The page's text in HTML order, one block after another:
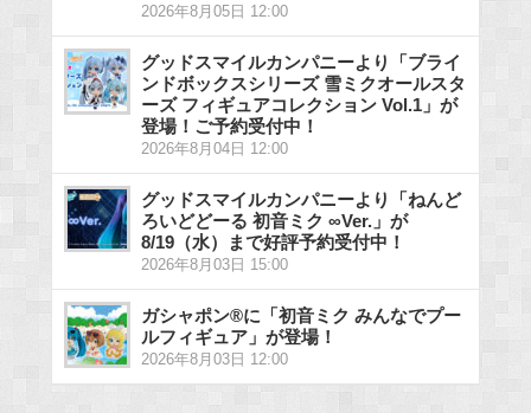
2026年8月05日 12:00
グッドスマイルカンパニーより「ブライ
ンドボックスシリーズ 雪ミクオールスタ
ーズ フィギュアコレクション Vol.1」が
登場！ご予約受付中！
2026年8月04日 12:00
グッドスマイルカンパニーより「ねんど
ろいどどーる 初音ミク ∞Ver.」が
8/19（水）まで好評予約受付中！
2026年8月03日 15:00
ガシャポン®に「初音ミク みんなでプー
ルフィギュア」が登場！
2026年8月03日 12:00